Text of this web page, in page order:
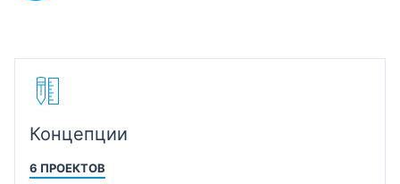
Концепции
6 ПРОЕКТОВ